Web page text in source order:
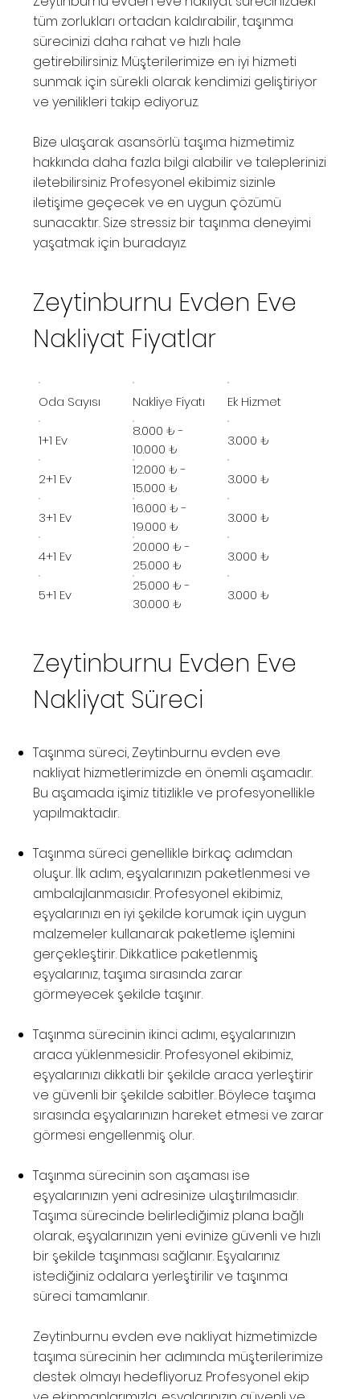
tüm zorlukları ortadan kaldırabilir, taşınma
sürecinizi daha rahat ve hızlı hale
getirebilirsiniz. Müşterilerimize en iyi hizmeti
sunmak için sürekli olarak kendimizi geliştiriyor
ve yenilikleri takip ediyoruz.
Bize ulaşarak asansörlü taşıma hizmetimiz
hakkında daha fazla bilgi alabilir ve taleplerinizi
iletebilirsiniz. Profesyonel ekibimiz sizinle
iletişime geçecek ve en uygun çözümü
sunacaktır. Size stressiz bir taşınma deneyimi
yaşatmak için buradayız.
Zeytinburnu Evden Eve
Nakliyat Fiyatlar
Oda Sayısı Nakliye Fiyatı Ek Hizmet
1+1 Ev
8.000 ₺ -
10.000 ₺
3.000 ₺
2+1 Ev
12.000 ₺ -
15.000 ₺
3.000 ₺
3+1 Ev
16.000 ₺ -
19.000 ₺
3.000 ₺
4+1 Ev
20.000 ₺ -
25.000 ₺
3.000 ₺
5+1 Ev
25.000 ₺ -
30.000 ₺
3.000 ₺
Zeytinburnu Evden Eve
Nakliyat Süreci
Taşınma süreci, Zeytinburnu evden eve
nakliyat hizmetlerimizde en önemli aşamadır.
Bu aşamada işimiz titizlikle ve profesyonellikle
yapılmaktadır.
Taşınma süreci genellikle birkaç adımdan
oluşur. İlk adım, eşyalarınızın paketlenmesi ve
ambalajlanmasıdır. Profesyonel ekibimiz,
eşyalarınızı en iyi şekilde korumak için uygun
malzemeler kullanarak paketleme işlemini
gerçekleştirir. Dikkatlice paketlenmiş
eşyalarınız, taşıma sırasında zarar
görmeyecek şekilde taşınır.
Taşınma sürecinin ikinci adımı, eşyalarınızın
araca yüklenmesidir. Profesyonel ekibimiz,
eşyalarınızı dikkatli bir şekilde araca yerleştirir
ve güvenli bir şekilde sabitler. Böylece taşıma
sırasında eşyalarınızın hareket etmesi ve zarar
görmesi engellenmiş olur.
Taşınma sürecinin son aşaması ise
eşyalarınızın yeni adresinize ulaştırılmasıdır.
Taşıma sürecinde belirlediğimiz plana bağlı
olarak, eşyalarınızın yeni evinize güvenli ve hızlı
bir şekilde taşınması sağlanır. Eşyalarınız
istediğiniz odalara yerleştirilir ve taşınma
süreci tamamlanır.
Zeytinburnu evden eve nakliyat hizmetimizde
taşıma sürecinin her adımında müşterilerimize
destek olmayı hedefliyoruz. Profesyonel ekip